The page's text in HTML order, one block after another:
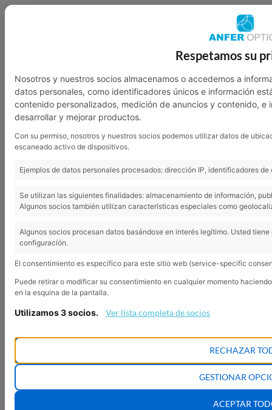
Practicar actividades al aire libre favorece una buena salud visual en
los niños
Respetamos su
Nosotros y nuestros socios almacenamos o accedemos a
datos personales, como identificadores únicos e información
contenido personalizados, medición de anuncios y contenido, e
desarrollar y mejorar productos.
Con su permiso, nosotros y nuestros socios podemos utilizar datos de
escaneado activo de dispositivos.
Ejemplos de datos personales procesados: dirección IP, identificadores
Se utilizan las siguientes finalidades: almacenamiento de información,
Algunos socios también utilizan características especiales como
Algunos socios procesan datos basándose en interés legítimo. Usted
configuración.
El consentimiento es específico para este sitio web (service-specific
Puede retirar o modificar su consentimiento en cualquier momento
en la esquina de la pantalla.
Utilizamos 3 socios. Ver lista completa de socios
RECHAZAR
GESTIONAR
ACEPTAR